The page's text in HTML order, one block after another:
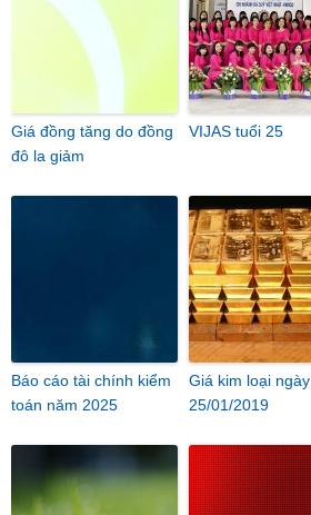
Giá đồng tăng do đồng
đô la giảm
VIJAS tuổi 25
Báo cáo tài chính kiểm
toán năm 2025
Giá kim loại ngày
25/01/2019